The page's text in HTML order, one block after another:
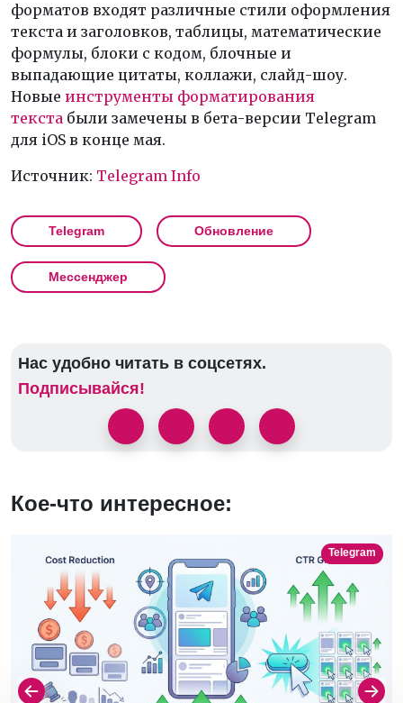
форматов входят различные стили оформления
текста и заголовков, таблицы, математические
формулы, блоки с кодом, блочные и
выпадающие цитаты, коллажи, слайд-шоу.
Новые инструменты форматирования
текста были замечены в бета-версии Telegram
для iOS в конце мая.
Источник: Telegram Info
Telegram Обновление
Мессенджер
Нас удобно читать в соцсетях.
Подписывайся!
Кое-что интересное:
Telegram